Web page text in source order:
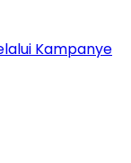
Kampanye